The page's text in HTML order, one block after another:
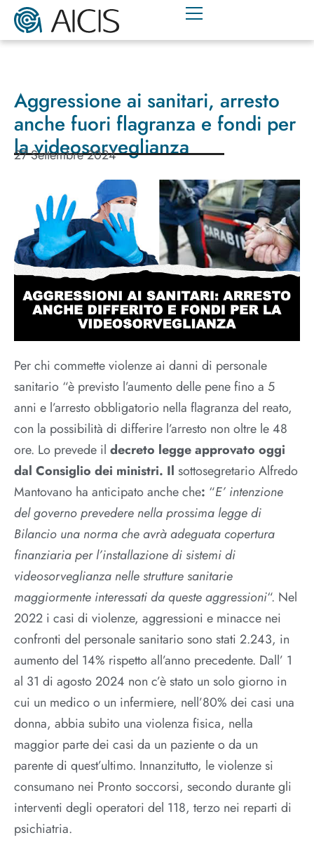
Aggressione ai sanitari, arresto
anche fuori flagranza e fondi per
la videosorveglianza
27 Settembre 2024
Per chi commette violenze ai danni di personale
sanitario “è previsto l’aumento delle pene fino a 5
anni e l’arresto obbligatorio nella flagranza del reato,
con la possibilità di differire l’arresto non oltre le 48
ore. Lo prevede il decreto legge approvato oggi
dal Consiglio dei ministri. Il sottosegretario Alfredo
Mantovano ha anticipato anche che: “E’ intenzione
del governo prevedere nella prossima legge di
Bilancio una norma che avrà adeguata copertura
finanziaria per l’installazione di sistemi di
videosorveglianza nelle strutture sanitarie
maggiormente interessati da queste aggressioni“. Nel
2022 i casi di violenze, aggressioni e minacce nei
confronti del personale sanitario sono stati 2.243, in
aumento del 14% rispetto all’anno precedente. Dall’ 1
al 31 di agosto 2024 non c’è stato un solo giorno in
cui un medico o un infermiere, nell’80% dei casi una
donna, abbia subito una violenza fisica, nella
maggior parte dei casi da un paziente o da un
parente di quest’ultimo. Innanzitutto, le violenze si
consumano nei Pronto soccorsi, secondo durante gli
interventi degli operatori del 118, terzo nei reparti di
psichiatria.